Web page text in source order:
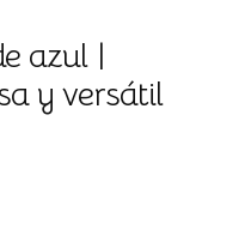
azul |
y versátil